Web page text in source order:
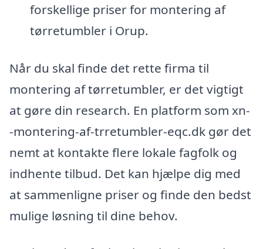
forskellige priser for montering af
tørretumbler i Orup.
Når du skal finde det rette firma til
montering af tørretumbler, er det vigtigt
at gøre din research. En platform som xn-
-montering-af-trretumbler-eqc.dk gør det
nemt at kontakte flere lokale fagfolk og
indhente tilbud. Det kan hjælpe dig med
at sammenligne priser og finde den bedst
mulige løsning til dine behov.